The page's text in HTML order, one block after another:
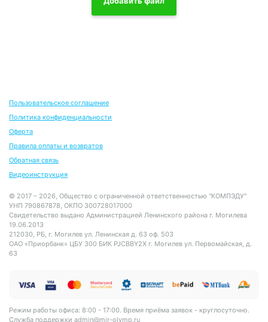
Пользовательское соглашение
Политика конфиденциальности
Оферта
Правила оплаты и возвратов
Обратная связь
Видеоинструкция
© 2017 – 2026, Общество с ограниченной ответственностью "КОМПЭДУ"
УНП 790867878, ОКПО 300728017000
Свидетельство выдано Администрацией Ленинского района г. Могилева
19.06.2013
212030, РБ, г. Могилев ул. Ленинская д. 63 оф. 503
ОАО «Приорбанк» ЦБУ 300 БИК PJCBBY2X г. Могилев ул. Первомайская, д.
63
Режим работы офиса: 8:00 - 17:00. Время приёма заявок - круглосуточно.
Служба поддержки admin@mir-olymp.ru